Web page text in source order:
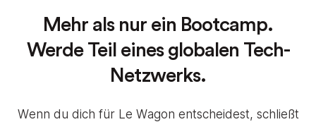
Mehr als nur ein Bootcamp.
Werde Teil eines globalen Tech-
Netzwerks.
Wenn du dich für Le Wagon entscheidest, schließt